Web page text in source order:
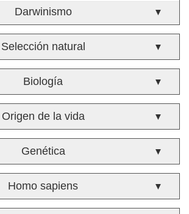
Darwinismo ▼
Selección natural ▼
Biología ▼
Origen de la vida ▼
Genética ▼
Homo sapiens ▼